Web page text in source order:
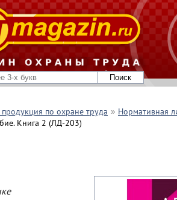
продукция по охране труда
Нормативная
Книга 2 (ЛД-203)